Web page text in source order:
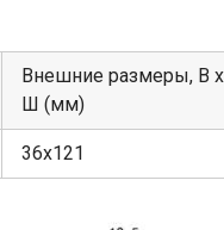
Внешние размеры, В х
Ш (мм)
36х121